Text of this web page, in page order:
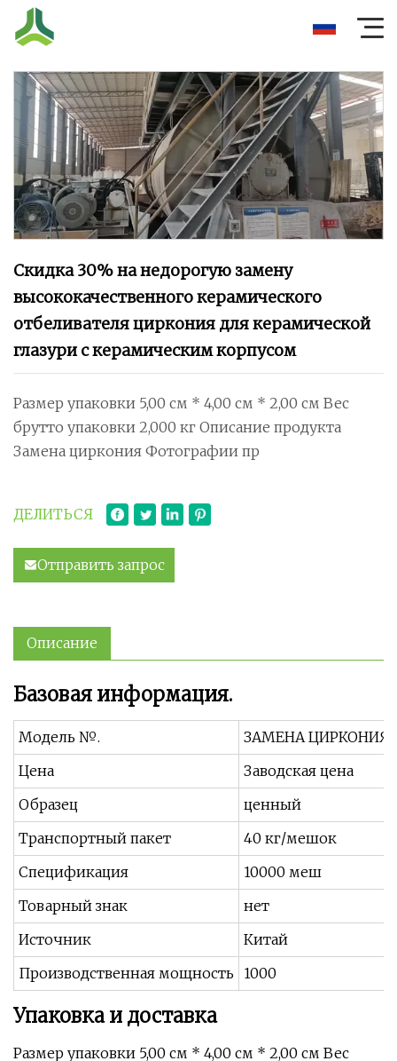
Скидка 30% на недорогую замену
высококачественного керамического
отбеливателя циркония для керамической
глазури с керамическим корпусом
Размер упаковки 5,00 см * 4,00 см * 2,00 см Вес
брутто упаковки 2,000 кг Описание продукта
Замена циркония Фотографии пр
ДЕЛИТЬСЯ
Отправить запрос
Описание
Базовая информация.
Модель №.
ЗАМЕНА ЦИРКОНИЯ
Цена
Заводская цена
Образец
ценный
Транспортный пакет
40 кг/мешок
Спецификация
10000 меш
Товарный знак
нет
Источник
Китай
Производственная мощность
1000
Упаковка и доставка
Размер упаковки 5,00 см * 4,00 см * 2,00 см Вес